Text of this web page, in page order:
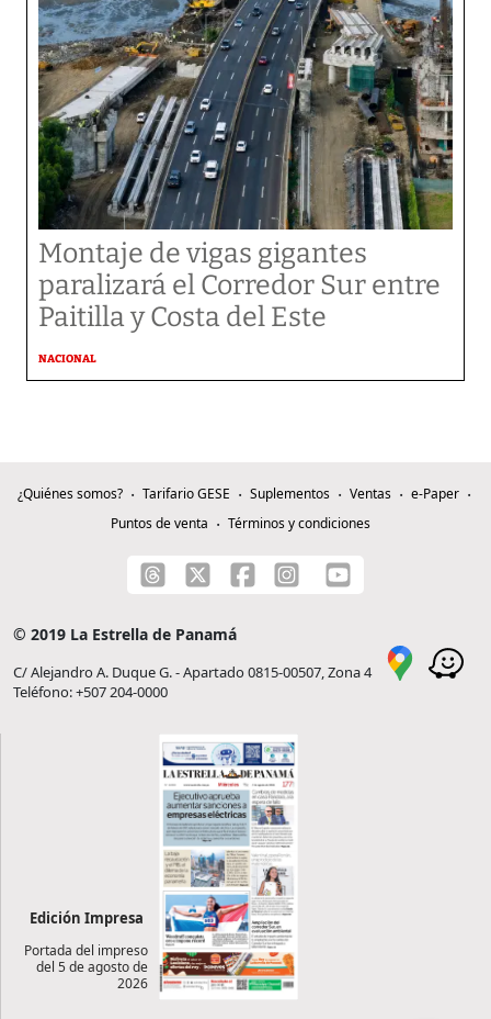
Montaje de vigas gigantes
paralizará el Corredor Sur entre
Paitilla y Costa del Este
NACIONAL
¿Quiénes somos? Tarifario GESE Suplementos Ventas
e-Paper
Puntos de venta
Términos y condiciones
© 2019 La Estrella de Panamá
C/ Alejandro A. Duque G. - Apartado 0815-00507, Zona 4
Teléfono: +507 204-0000
Edición Impresa
Portada del impreso
del 5 de agosto de
2026